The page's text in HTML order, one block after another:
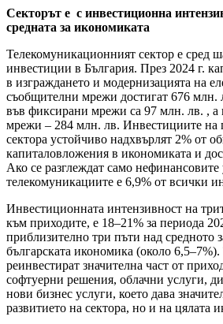
Секторът е с инвестиционна
средната за икономиката
Телекомуникационният сектор е сред
инвестиции в България. През 2024 г.
в изграждането и модернизацията на
съобщителни мрежи достигат 676 млн.
във фиксирани мрежи са 97 млн. лв. ,
мрежи – 284 млн. лв. Инвестициите на
сектора устойчиво надхвърлят 2% от
капиталовложения в икономиката и
Ако се разглеждат само нефинансовите
телекомуникациите е 6,9% от всички
Инвестиционната интензивност на
към приходите, е 18–21% за периода
приблизително три пъти над средното
българската икономика (около
реинвестират значителна част от
софтуерни решения, облачни услуги,
нови бизнес услуги, което дава
развитието на сектора, но и на цялата